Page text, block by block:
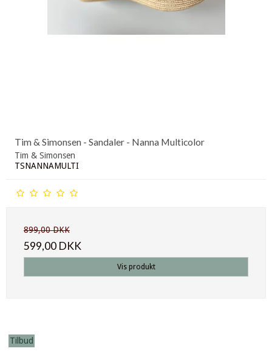
Tim & Simonsen - Sandaler - Nanna Multicolor
Tim & Simonsen
TSNANNAMULTI
899,00 DKK
599,00 DKK
Vis produkt
Tilbud